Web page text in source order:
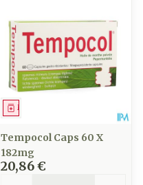
Médicament
Tempocol Caps 60 X
182mg
20,86 €